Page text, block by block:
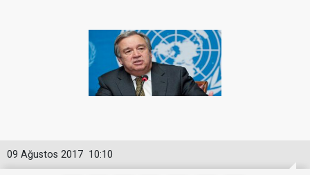
10:10
09 Ağustos 2017